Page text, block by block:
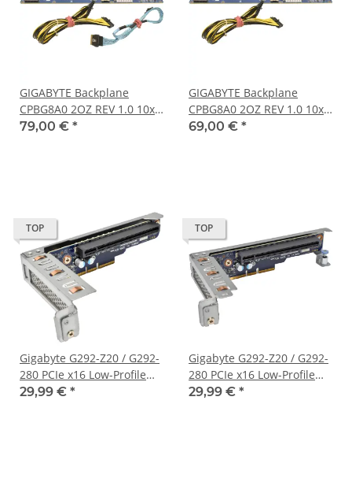
GIGABYTE Backplane
CPBG8A0 2OZ REV 1.0 10x
PCIe x16 Riser Board
79,00 € *
GIGABYTE Backplane
CPBG8A0 2OZ REV 1.0 10x
PCIe x16 Riser Board
69,00 € *
TOP
Gigabyte G292-Z20 / G292-
280 PCIe x16 Low-Profile
Riser Card CRSG01A +
29,99 € *
TOP
Gigabyte G292-Z20 / G292-
280 PCIe x16 Low-Profile
Riser Card CRSG01A +
29,99 € *